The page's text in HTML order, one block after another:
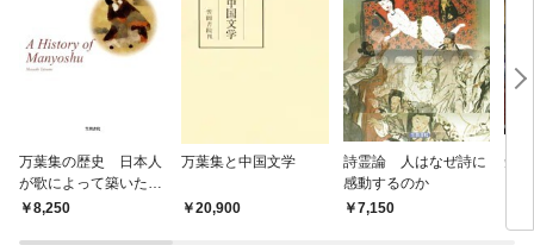
万葉集の歴史 日本人
が歌によって築いた原
初のヒストリー
8,250
万葉集と中国文学
20,900
詩霊論 人はなぜ詩に
感動するのか
7,150
短